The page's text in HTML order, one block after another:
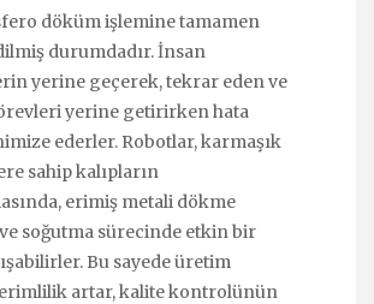
döküm işlemine tamamen
durumdadır. İnsan
yerine geçerek, tekrar eden ve
yerine getirirken hata
ederler. Robotlar, karmaşık
sahip kalıpların
erimiş metali dökme
soğutma sürecinde etkin bir
Bu sayede üretim
artar, kalite kontrolünün